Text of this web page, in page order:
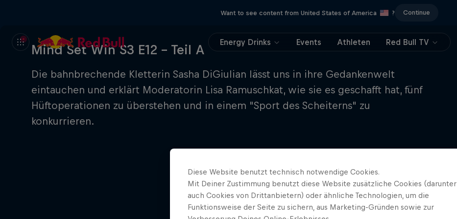
Want to see content from United States of America ? Continue
Energy Drinks Events Athleten Red Bull TV
Mind Set Win S3 E12 - Teil A
Die bahnbrechende Kletterin Sasha DiGiulian lässt uns in ihre Gedankenwelt
eintauchen und erklärt Moderatorin Lisa Ramuschkat, wie sie es geschafft hat, fünf
Hüftoperationen zu überstehen und in einem "Sport des Scheiterns" zu
konkurrieren.
Diese Website benutzt technisch notwendige Cookies.
Mit Deiner Zustimmung benutzt diese Website zusätzliche Cookies (darunter
auch Cookies von Drittanbietern) oder ähnliche Technologien, um die
Funktionsweise der Seite zu sichern, aus Marketing-Gründen sowie zur